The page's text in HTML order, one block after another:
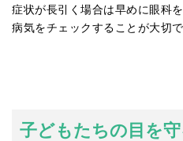
症状が長引く場合は早めに眼科
病気をチェックすることが大切で
子どもたちの目を